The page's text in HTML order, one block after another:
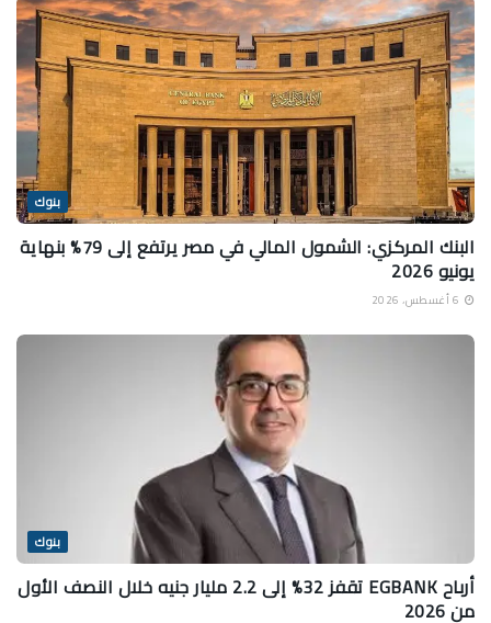
بنوك
البنك المركزي: الشمول المالي في مصر يرتفع إلى 79% بنهاية
يونيو 2026
بنوك
أرباح EGBANK تقفز 32% إلى 2.2 مليار جنيه خلال النصف الأول
من 2026